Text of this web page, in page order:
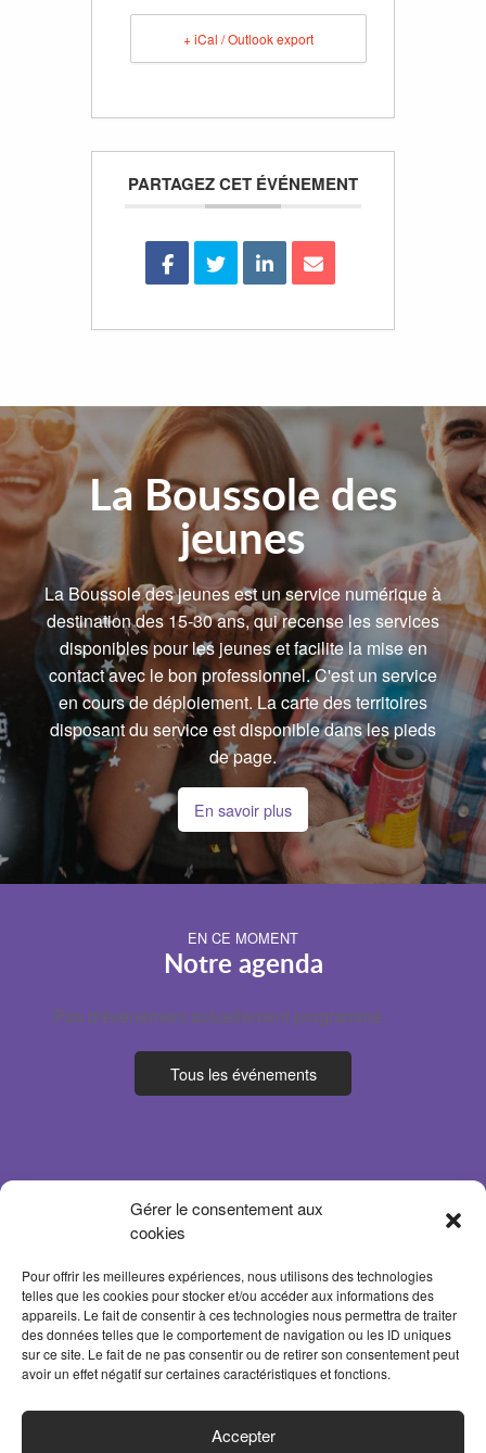
Gérer le consentement aux
cookies
Pour offrir les meilleures expériences, nous utilisons des technologies
telles que les cookies pour stocker et/ou accéder aux informations des
appareils. Le fait de consentir à ces technologies nous permettra de traiter
des données telles que le comportement de navigation ou les ID uniques
sur ce site. Le fait de ne pas consentir ou de retirer son consentement peut
avoir un effet négatif sur certaines caractéristiques et fonctions.
Accepter
+ iCal / Outlook export
PARTAGEZ CET ÉVÉNEMENT
La Boussole des
jeunes
La Boussole des jeunes est un service numérique à
destination des 15-30 ans, qui recense les services
disponibles pour les jeunes et facilite la mise en
contact avec le bon professionnel. C'est un service
en cours de déploiement. La carte des territoires
disposant du service est disponible dans les pieds
de page.
En savoir plus
EN CE MOMENT
Notre agenda
Pas d'événement actuellement programmé.
Tous les événements
ACCUEIL